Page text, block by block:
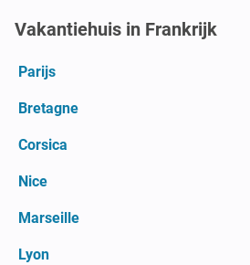
Vakantiehuis in Frankrijk
Parijs
Bretagne
Corsica
Nice
Marseille
Lyon